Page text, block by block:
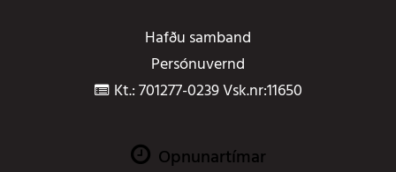
Hafðu samband
Persónuvernd
Kt.: 701277-0239 Vsk.nr:11650
Opnunartímar